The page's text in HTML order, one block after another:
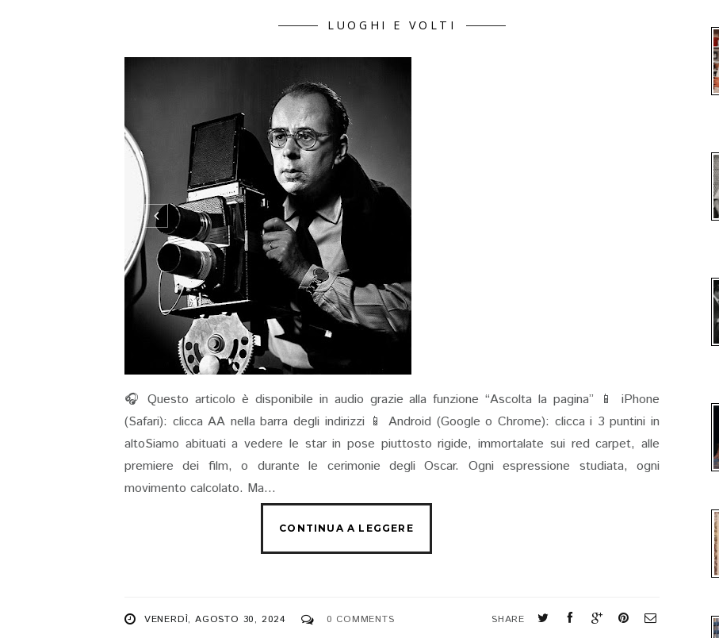
LUOGHI E VOLTI
🎧 Questo articolo è disponibile in audio grazie alla funzione “Ascolta la pagina” 📱 iPhone
(Safari): clicca AA nella barra degli indirizzi 📱 Android (Google o Chrome): clicca i 3 puntini in
altoSiamo abituati a vedere le star in pose piuttosto rigide, immortalate sui red carpet, alle
premiere dei film, o durante le cerimonie degli Oscar. Ogni espressione studiata, ogni
movimento calcolato. Ma...
VENERDÌ, AGOSTO 30, 2024 0 COMMENTS SHARE